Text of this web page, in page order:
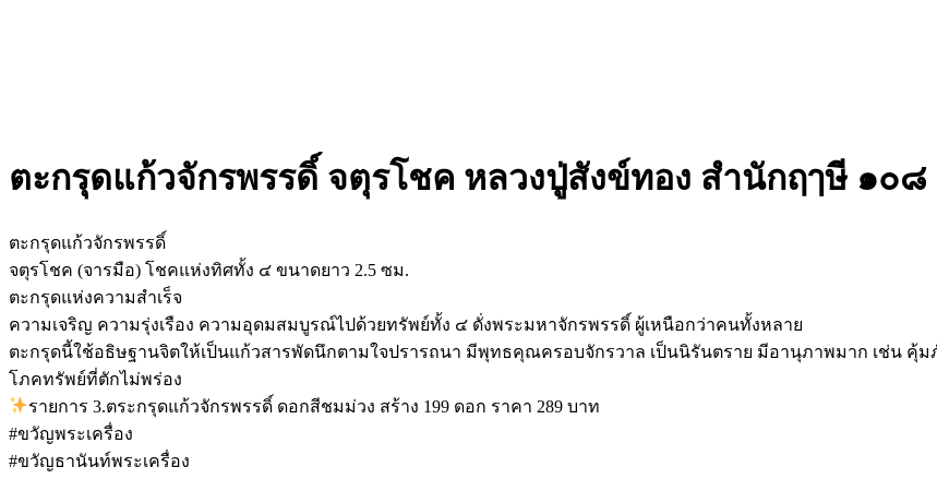
ตะกรุดแก้วจักรพรรดิ์ จตุรโชค หลวงปู่สังข์ทอง สำนักฤๅษี ๑๐๘
ตะกรุดแก้วจักรพรรดิ์
จตุรโชค (จารมือ) โชคแห่งทิศทั้ง ๔ ขนาดยาว 2.5 ซม.
ตะกรุดแห่งความสำเร็จ
ความเจริญ ความรุ่งเรือง ความอุดมสมบูรณ์ไปด้วยทรัพย์ทั้ง ๔ ดั่งพระมหาจักรพรรดิ์ ผู้เหนือกว่าคนทั้งหลาย
ตะกรุดนี้ใช้อธิษฐานจิตให้เป็นแก้วสารพัดนึกตามใจปรารถนา มีพุทธคุณครอบจักรวาล เป็นนิรันตราย มีอานุภาพมาก เช่น คุ้ม
โภคทรัพย์ที่ตักไม่พร่อง
รายการ 3.ตระกรุดแก้วจักรพรรดิ์ ดอกสีชมม่วง สร้าง 199 ดอก ราคา 289 บาท
#ขวัญพระเครื่อง
#ขวัญธานันท์พระเครื่อง